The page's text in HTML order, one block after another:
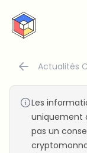
CryptoTicker
Actualités
Les
uniquement
pas un